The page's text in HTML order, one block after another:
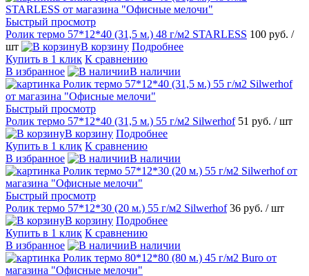
Быстрый просмотр
Ролик термо 57*12*40 (31,5 м.) 48 г/м2 STARLESS 100 руб. /
шт
В корзину Подробнее
Купить в 1 клик К сравнению
В избранное
В наличии
Быстрый просмотр
Ролик термо 57*12*40 (31,5 м.) 55 г/м2 Silwerhof 51 руб. / шт
В корзину Подробнее
Купить в 1 клик К сравнению
В избранное
В наличии
Быстрый просмотр
Ролик термо 57*12*30 (20 м.) 55 г/м2 Silwerhof 36 руб. / шт
В корзину Подробнее
Купить в 1 клик К сравнению
В избранное
В наличии